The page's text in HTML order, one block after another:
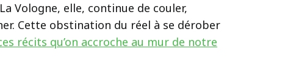
Vologne, elle, continue de couler,
Cette obstination du réel à se dérober
récits qu’on accroche au mur de notre